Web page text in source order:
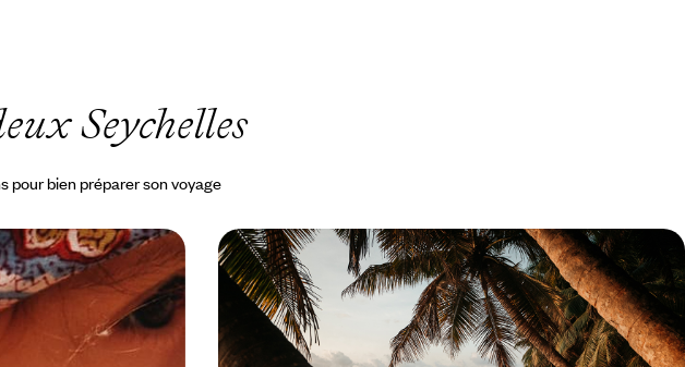
Seychelles
pour bien préparer son voyage